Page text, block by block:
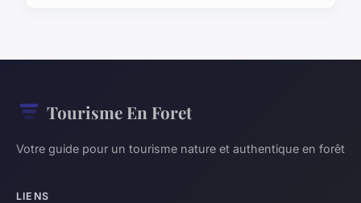
Tourisme En Foret
Votre guide pour un tourisme nature et authentique en forêt
LIENS